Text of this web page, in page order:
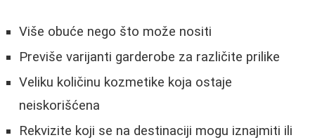
Više obuće nego što može nositi
Previše varijanti garderobe za različite prilike
Veliku količinu kozmetike koja ostaje
neiskorišćena
Rekvizite koji se na destinaciji mogu iznajmiti ili